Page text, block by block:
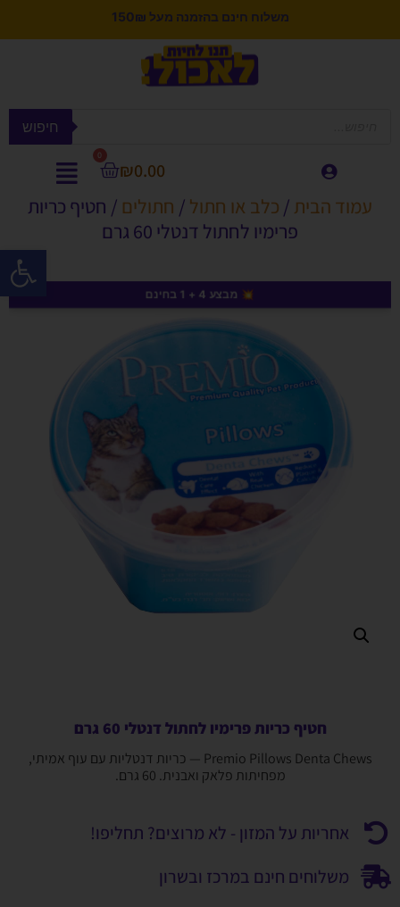
פתח
משלוח חינם בהזמנה מעל 150₪
חיפוש
₪0.00
0
עמוד הבית / כלב או חתול / חתולים / חטיף כריות
פרימיו לחתול דנטלי 60 גרם
חטיף כריות פרימיו לחתול דנטלי 60 גרם
Premio Pillows Denta Chews — כריות דנטליות עם עוף אמיתי,
מפחיתות פלאק ואבנית. 60 גרם.
אחריות על המזון - לא מרוצים? תחליפו!
משלוחים חינם במרכז ובשרון
💥 מבצע 4 + 1 בחינם